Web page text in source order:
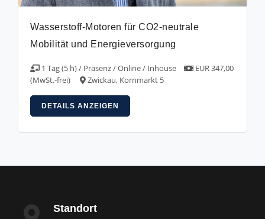
Wasserstoff-Motoren für CO2-neutrale
Mobilität und Energieversorgung
1 Tag (5 h) / Präsenz / Online / Inhouse
EUR 347,00
(MwSt.-frei)
Zwickau, Kornmarkt 5
DETAILS ANZEIGEN
Standort